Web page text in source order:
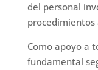
del personal
procedimientos
Como apoyo a
fundamental